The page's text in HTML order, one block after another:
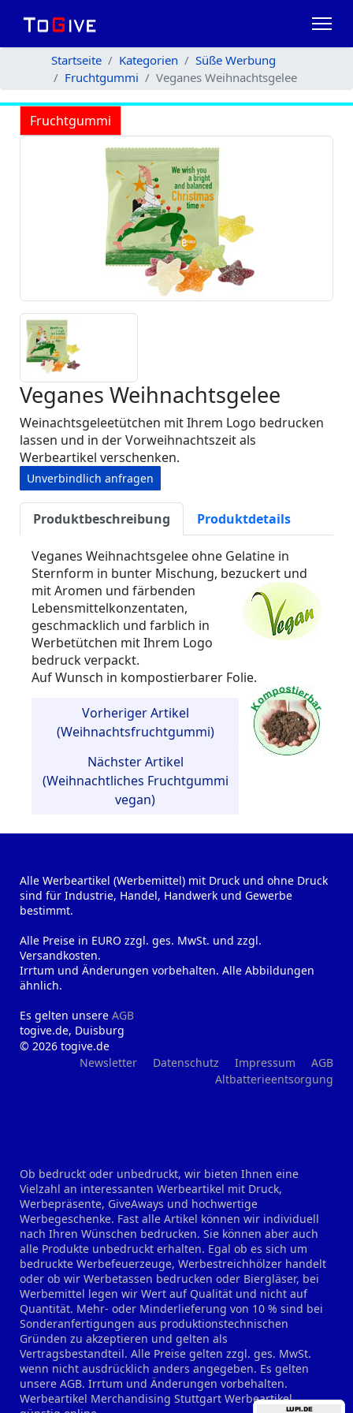
Startseite Kategorien
Süße Werbung
Fruchtgummi
Veganes Weihnachtsgelee
Fruchtgummi
Veganes Weihnachtsgelee
Weinachtsgeleetütchen mit Ihrem Logo bedrucken
lassen und in der Vorweihnachtszeit als
Werbeartikel verschenken.
Unverbindlich anfragen
Produktbeschreibung Produktdetails
Veganes Weihnachtsgelee ohne Gelatine in
Sternform in bunter Mischung, bezuckert und
mit Aromen und färbenden
Lebensmittelkonzentaten,
geschmacklich und farblich in
Werbetütchen mit Ihrem Logo
bedruck verpackt.
Auf Wunsch in kompostierbarer Folie.
Vorheriger Artikel
(Weihnachtsfruchtgummi)
Nächster Artikel
(Weihnachtliches Fruchtgummi
vegan)
Alle Werbeartikel (Werbemittel) mit Druck und ohne Druck
sind für Industrie, Handel, Handwerk und Gewerbe
bestimmt.
Alle Preise in EURO zzgl. ges. MwSt. und zzgl.
Versandkosten.
Irrtum und Änderungen vorbehalten. Alle Abbildungen
ähnlich.
Es gelten unsere AGB
togive.de, Duisburg
© 2026 togive.de
Newsletter
Datenschutz Impressum
AGB
Altbatterieentsorgung
Ob bedruckt oder unbedruckt, wir bieten Ihnen eine
Vielzahl an interessanten Werbeartikel mit Druck,
Werbepräsente, GiveAways und hochwertige
Werbegeschenke. Fast alle Artikel können wir individuell
nach Ihren Wünschen bedrucken. Sie können aber auch
alle Produkte unbedruckt erhalten. Egal ob es sich um
bedruckte Werbefeuerzeuge, Werbestreichhölzer handelt
oder ob wir Werbetassen bedrucken oder Biergläser, bei
Werbemittel legen wir Wert auf Qualität und nicht auf
Quantität. Mehr- oder Minderlieferung von 10 % sind bei
Sonderanfertigungen aus produktionstechnischen
Gründen zu akzeptieren und gelten als
Vertragsbestandteil. Alle Preise gelten zzgl. ges. MwSt.
wenn nicht ausdrücklich anders angegeben. Es gelten
unsere AGB. Irrtum und Änderungen vorbehalten.
Werbeartikel Merchandising Stuttgart Werbeartikel